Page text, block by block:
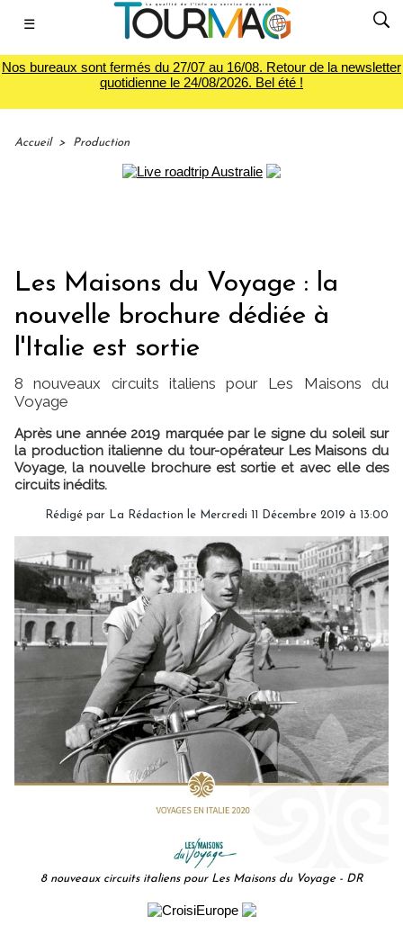
☰
Nos bureaux sont fermés du 27/07 au 16/08. Retour de la newsletter
quotidienne le 24/08/2026. Bel été !
Accueil > Production
Les Maisons du Voyage : la
nouvelle brochure dédiée à
l'Italie est sortie
8 nouveaux circuits italiens pour Les Maisons du
Voyage
Après une année 2019 marquée par le signe du soleil sur
la production italienne du tour-opérateur Les Maisons du
Voyage, la nouvelle brochure est sortie et avec elle des
circuits inédits.
Rédigé par La Rédaction le Mercredi 11 Décembre 2019 à 13:00
8 nouveaux circuits italiens pour Les Maisons du Voyage - DR